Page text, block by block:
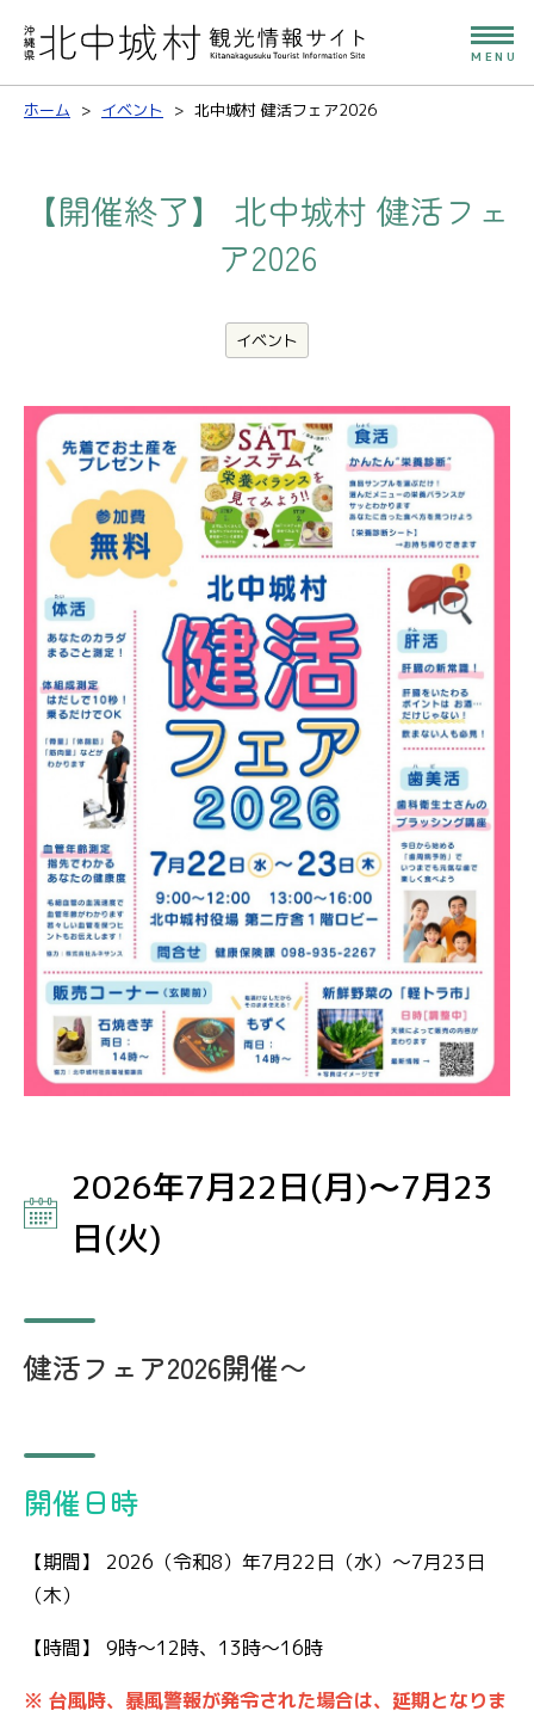
MENU
ホーム イベント 北中城村 健活フェア2026
【開催終了】
北中城村 健活フェ
ア2026
イベント
2026年7月22日(月)～7月23
日(火)
健活フェア2026開催〜
開催日時
【期間】 2026（令和8）年7月22日（水）～7月23日
（木）
【時間】 9時～12時、13時～16時
※ 台風時、暴風警報が発令された場合は、延期となりま